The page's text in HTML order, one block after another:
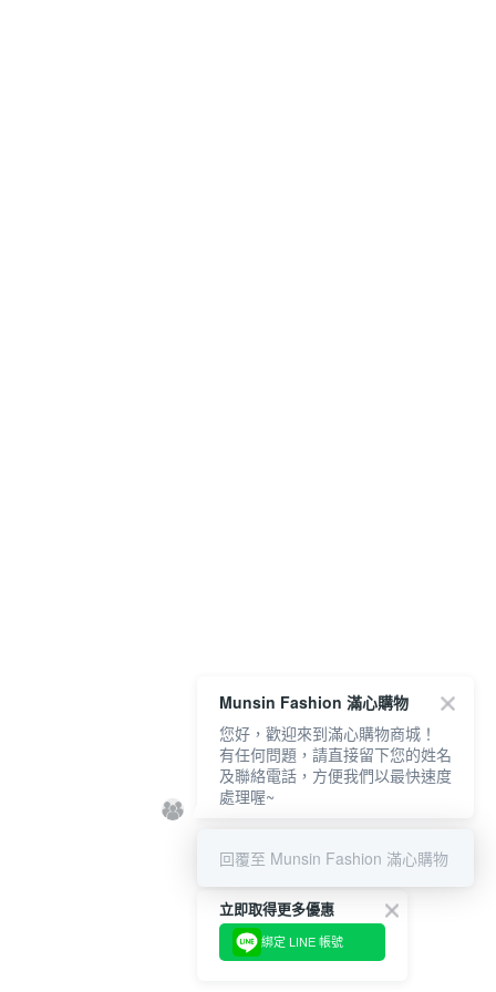
立即取得更多優惠
綁定 LINE 帳號
Munsin Fashion 滿心購物
您好，歡迎來到滿心購物商城！
有任何問題，請直接留下您的姓名
及聯絡電話，方便我們以最快速度
處理喔~
回覆至 Munsin Fashion 滿心購物